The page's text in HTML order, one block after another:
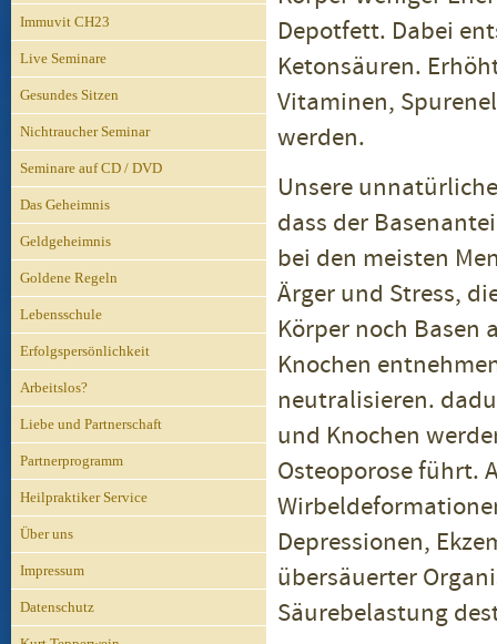
Immuvit CH23
Live Seminare
Gesundes Sitzen
Nichtraucher Seminar
Seminare auf CD / DVD
Das Geheimnis
Geldgeheimnis
Goldene Regeln
Lebensschule
Erfolgspersönlichkeit
Arbeitslos?
Liebe und Partnerschaft
Partnerprogramm
Heilpraktiker Service
Über uns
Impressum
Datenschutz
Depotfett. Dabei
Ketonsäuren.
Vitaminen,
werden.
Unsere
dass der
bei den meisten
Ärger und Stress,
Körper noch Basen
Knochen
neutralisieren.
und Knochen
Osteoporose führt.
Depressionen,
übersäuerter
Säurebelastung